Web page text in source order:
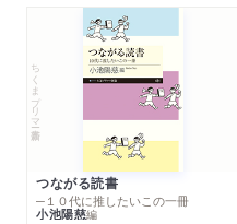
ちくまプリマー新書
つながる読書
─１０代に推したいこの一冊
小池陽慈編